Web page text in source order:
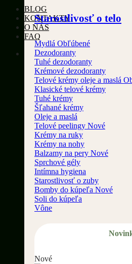
BLOG
KONTAKTY
O NÁS
FAQ
Starostlivosť o telo
Mydlá
Dezodoranty
Tuhé dezodoranty
Krémové dezodoranty
Telové krémy oleje a maslá
Klasické telové krémy
Tuhé krémy
Šľahané krémy
Oleje a maslá
Telové peelingy
Krémy na ruky
Krémy na nohy
Balzamy na pery
Sprchové gély
Intímna hygiena
Starostlivosť o zuby
Bomby do kúpeľa
Soli do kúpeľa
Vône
Nové